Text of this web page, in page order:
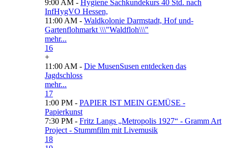
9:00 AM - Hygiene Sachkundekurs 40 Std. nach
InfHygVO Hessen,
11:00 AM - Waldkolonie Darmstadt, Hof und-
Gartenflohmarkt \\\"Waldfloh\\\"
mehr...
16
+
11:00 AM - Die MusenSusen entdecken das
Jagdschloss
mehr...
17
1:00 PM - PAPIER IST MEIN GEMÜSE -
Papierkunst
7:30 PM - Fritz Langs „Metropolis 1927“ - Gramm Art
Project - Stummfilm mit Livemusik
18